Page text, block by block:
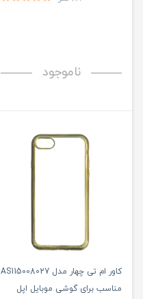
ناموجود
کاور ام تی چهار مدل AS115008027
مناسب برای گوشی موبایل اپل